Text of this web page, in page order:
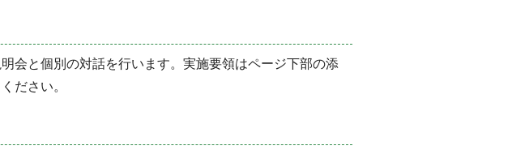
会と個別の対話を行います。実施要領はページ下部の添
ださい。